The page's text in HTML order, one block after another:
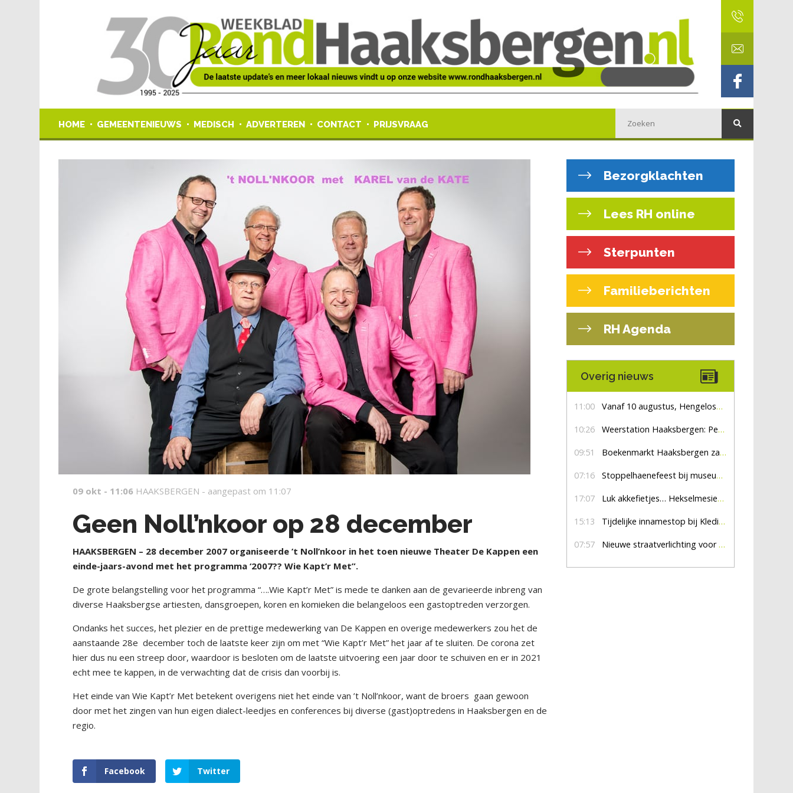
HOME GEMEENTENIEUWS MEDISCH ADVERTEREN CONTACT PRIJSVRAAG
09 okt - 11:06 HAAKSBERGEN - aangepast om 11:07
Geen Noll’nkoor op 28 december
HAAKSBERGEN – 28 december 2007 organiseerde ’t Noll’nkoor in het toen nieuwe Theater De Kappen een
einde-jaars-avond met het programma ‘2007?? Wie Kapt’r Met”.
De grote belangstelling voor het programma “….Wie Kapt’r Met” is mede te danken aan de gevarieerde inbreng van
diverse Haaksbergse artiesten, dansgroepen, koren en komieken die belangeloos een gastoptreden verzorgen.
Ondanks het succes, het plezier en de prettige medewerking van De Kappen en overige medewerkers zou het de
aanstaande 28e december toch de laatste keer zijn om met “Wie Kapt’r Met” het jaar af te sluiten. De corona zet
hier dus nu een streep door, waardoor is besloten om de laatste uitvoering een jaar door te schuiven en er in 2021
echt mee te kappen, in de verwachting dat de crisis dan voorbij is.
Het einde van Wie Kapt’r Met betekent overigens niet het einde van ’t Noll’nkoor, want de broers gaan gewoon
door met het zingen van hun eigen dialect-leedjes en conferences bij diverse (gast)optredens in Haaksbergen en de
regio.
Facebook Twitter
Bezorgklachten
Lees RH online
Sterpunten
Familieberichten
RH Agenda
Overig nieuws
11:00 Vanaf 10 augustus, Hengelosestraat drie weken dicht voor doorgaand verkeer
10:26 Weerstation Haaksbergen: Perioden met zon en droog
09:51 Boekenmarkt Haaksbergen zaterdag 8 augustus, marktplein Haaksbergen
07:16 Stoppelhaenefeest bij museum De Lebbenbrugge
17:07 Luk akkefietjes… HekselmesienHarry
15:13 Tijdelijke innamestop bij Kledingbank Stefania
07:57 Nieuwe straatverlichting voor De Veldmaat en De Pas